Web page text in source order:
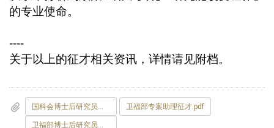
的专业使命。
----
关于以上的征才相关资讯，详情请见附档。
国科会博士后研究员征才.pdf 卫福部专案助理征才.pdf
卫福部博士后研究员征才.pdf